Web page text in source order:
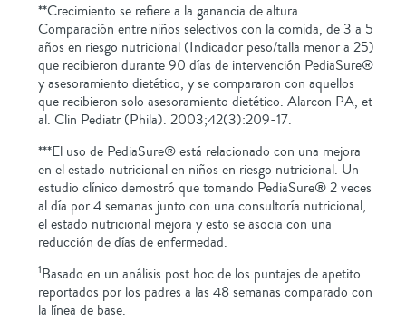
**Crecimiento se refiere a la ganancia de altura.
Comparación entre niños selectivos con la comida, de 3 a 5
años en riesgo nutricional (Indicador peso/talla menor a 25)
que recibieron durante 90 días de intervención PediaSure®
y asesoramiento dietético, y se compararon con aquellos
que recibieron solo asesoramiento dietético. Alarcon PA, et
al. Clin Pediatr (Phila). 2003;42(3):209-17.
***El uso de PediaSure® está relacionado con una mejora
en el estado nutricional en niños en riesgo nutricional. Un
estudio clínico demostró que tomando PediaSure® 2 veces
al día por 4 semanas junto con una consultoría nutricional,
el estado nutricional mejora y esto se asocia con una
reducción de días de enfermedad.
1Basado en un análisis post hoc de los puntajes de apetito
reportados por los padres a las 48 semanas comparado con
la línea de base.